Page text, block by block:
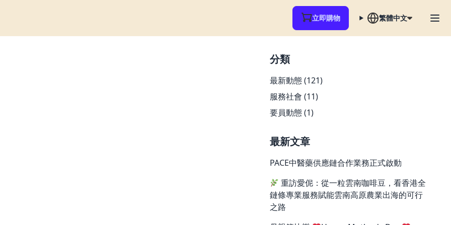
立即購物 繁體中文
分類
最新動態(121)
服務社會 (11)
要員動態(1)
最新文章
PACE中醫藥供應鏈合作業務正式啟動
重訪愛伲：從一粒雲南咖啡豆，看香港全
鏈條專業服務賦能雲南高原農業出海的可行
之路